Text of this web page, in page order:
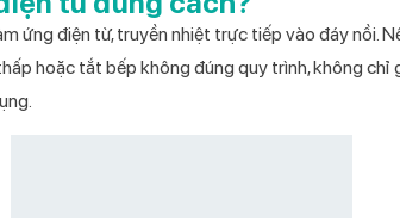
ứng điện từ, truyền nhiệt trực tiếp vào đáy nồi.
hoặc tắt bếp không đúng quy trình, không